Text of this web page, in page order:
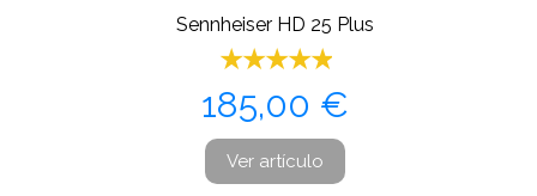
Sennheiser HD 25 Plus
Precio
185,00 €
Ver artículo